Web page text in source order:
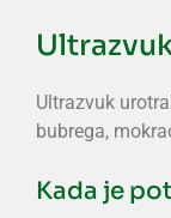
Ultrazvuk
bubrega,
Kada je